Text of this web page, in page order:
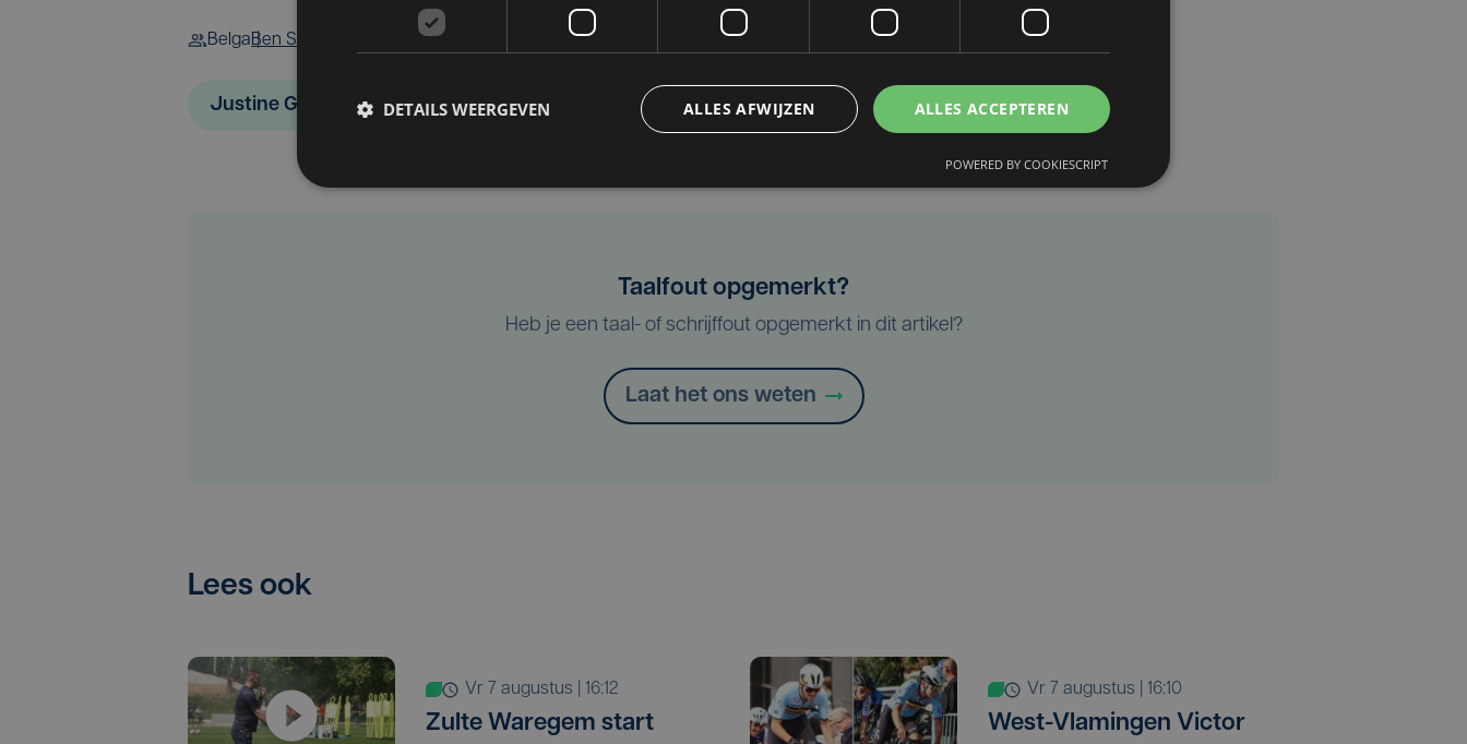
BelgaBen Storme
Justine Ghekiere
Taalfout opgemerkt?
Heb je een taal- of schrijffout opgemerkt in dit artikel?
Laat het ons weten
Lees ook
vr 7 augustus | 16:12
Zulte Waregem start
vr 7 augustus | 16:10
West-Vlamingen Victor
ALLES ACCEPTEREN
ALLES AFWIJZEN
DETAILS WEERGEVEN
POWERED BY COOKIESCRIPT